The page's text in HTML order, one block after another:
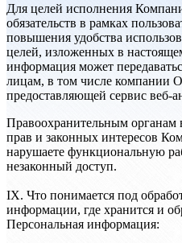
Для целей исполнения
обязательств в рамках
повышения удобства
целей, изложенных в
информация может
лицам, в том числе
предоставляющей сервис веб-
Правоохранительным органам
прав и законных интересов
нарушаете функциональную
незаконный доступ.
IX. Что понимается под
информации, где хранится и
Персональная информация: